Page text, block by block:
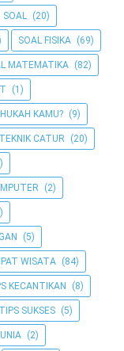
SOAL (20)
SOAL FISIKA (69)
MATEMATIKA (82)
(1)
KAMU? (9)
TEKNIK CATUR (20)
(2)
(5)
WISATA (84)
KECANTIKAN (8)
TIPS SUKSES (5)
(2)